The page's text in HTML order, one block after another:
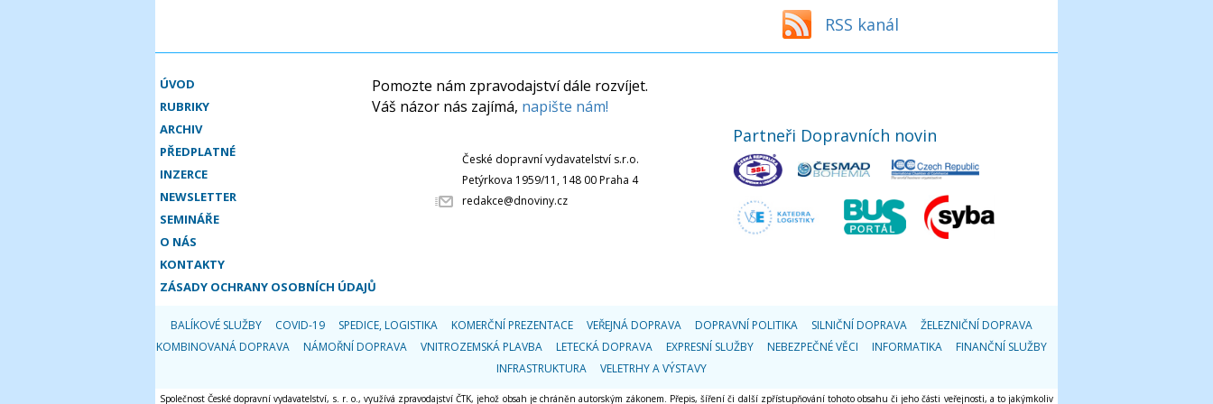
RSS kanál
ÚVOD
RUBRIKY
ARCHIV
PŘEDPLATNÉ
INZERCE
NEWSLETTER
SEMINÁŘE
O NÁS
KONTAKTY
ZÁSADY OCHRANY OSOBNÍCH ÚDAJŮ
Pomozte nám zpravodajství dále rozvíjet.
Váš názor nás zajímá, napište nám!
České dopravní vydavatelství s.r.o.
Petýrkova 1959/11, 148 00 Praha 4
redakce@dnoviny.cz
Partneři Dopravních novin
BALÍKOVÉ SLUŽBY COVID-19 SPEDICE, LOGISTIKA KOMERČNÍ PREZENTACE VEŘEJNÁ DOPRAVA DOPRAVNÍ POLITIKA SILNIČNÍ DOPRAVA
ŽELEZNIČNÍ DOPRAVA
KOMBINOVANÁ DOPRAVA
NÁMOŘNÍ DOPRAVA VNITROZEMSKÁ PLAVBA LETECKÁ DOPRAVA EXPRESNÍ SLUŽBY NEBEZPEČNÉ VĚCI INFORMATIKA
FINANČNÍ SLUŽBY
INFRASTRUKTURA
VELETRHY A VÝSTAVY
Společnost České dopravní vydavatelství, s. r. o., využívá zpravodajství ČTK, jehož obsah je chráněn autorským zákonem. Přepis, šíření či další zpřístupňování tohoto obsahu či jeho části veřejnosti, a to jakýmkoliv